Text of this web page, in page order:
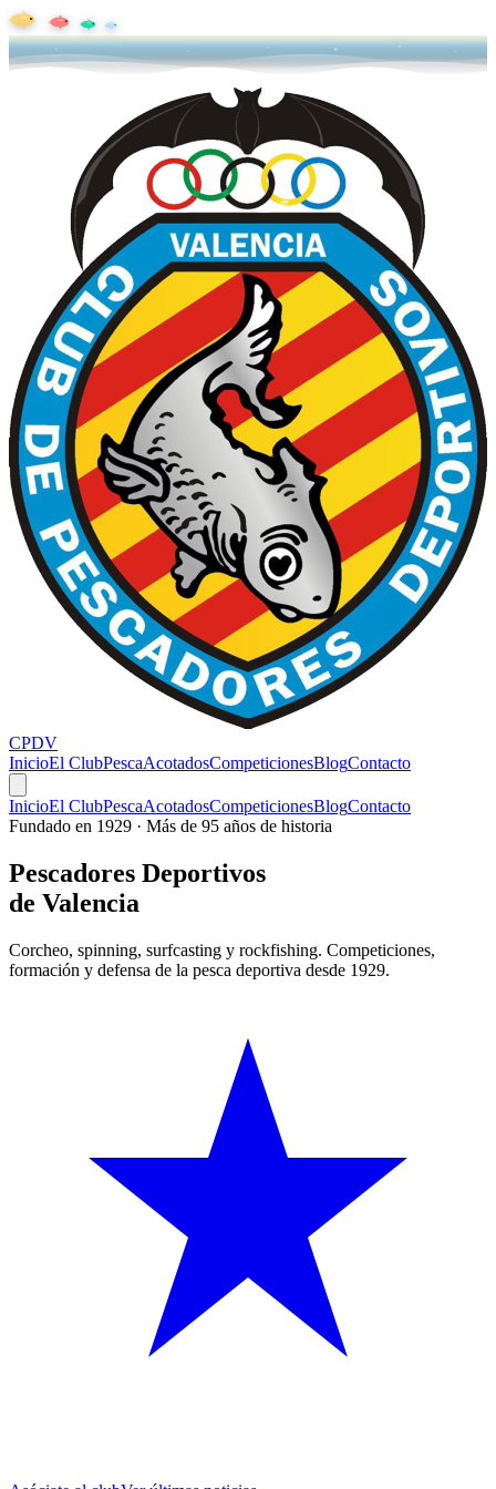
CPDV
InicioEl ClubPescaAcotadosCompeticionesBlogContacto
InicioEl ClubPescaAcotadosCompeticionesBlogContacto
Fundado en 1929 · Más de 95 años de historia
Pescadores Deportivos
de Valencia
Corcheo, spinning, surfcasting y rockfishing. Competiciones,
formación y defensa de la pesca deportiva desde 1929.